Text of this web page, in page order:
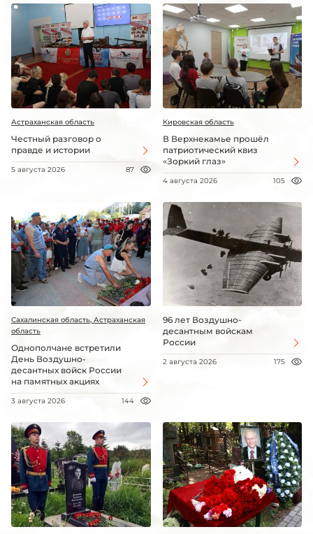
Астраханская область
Честный разговор о
правде и истории
5 августа 2026 87
Кировская область
В Верхнекамье прошёл
патриотический квиз
«Зоркий глаз»
4 августа 2026 105
Сахалинская область, Астраханская
область
Однополчане встретили
День Воздушно-
десантных войск России
на памятных акциях
3 августа 2026 144
96 лет Воздушно-
десантным войскам
России
2 августа 2026 175